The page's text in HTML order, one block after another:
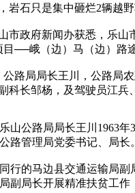
岩石只是集中砸烂2辆越
市政府新闻办获悉，乐
──峨（边）马（边）路
路局局长王川，公路局
长邹杨，及驾驶员江兵
山公路局局长王川1963
路管理局党委书记、局长。
行的马边县交通运输局副
副局长开展精准扶贫工作